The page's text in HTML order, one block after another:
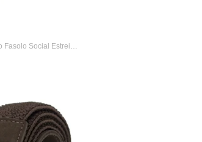
Cinto Masculino Fasolo Social Estreito C...